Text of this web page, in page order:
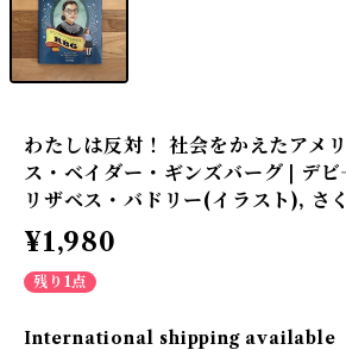
わたしは反対！ 社会をかえたアメ
ス・ベイダー・ギンズバーグ | デ
リザベス・バドリー(イラスト), さ
¥1,980
残り1点
International shipping available